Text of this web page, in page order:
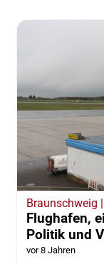
Braunschweig
Flughafen,
Politik und
vor 8 Jahren